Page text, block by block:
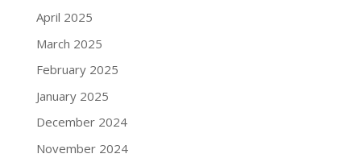
April 2025
March 2025
February 2025
January 2025
December 2024
November 2024